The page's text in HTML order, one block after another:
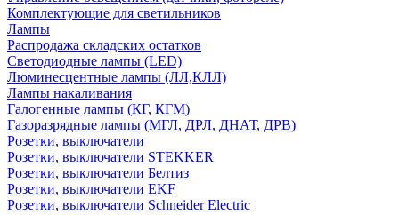
Комплектующие для светильников
Лампы
Распродажа складских остатков
Светодиодные лампы (LED)
Люминесцентные лампы (ЛЛ,КЛЛ)
Лампы накаливания
Галогенные лампы (КГ, КГМ)
Газоразрядные лампы (МГЛ, ДРЛ, ДНАТ, ДРВ)
Розетки, выключатели
Розетки, выключатели STEKKER
Розетки, выключатели Белтиз
Розетки, выключатели EKF
Розетки, выключатели Schneider Electric